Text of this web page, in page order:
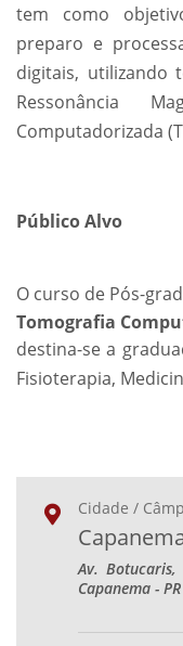
tem como
preparo e
digitais, utilizando
Ressonância
Computadorizada
Público Alvo
O curso de Pós-
Tomografia
destina-se a
Fisioterapia,
Cidade /
Av.
Capanema - PR